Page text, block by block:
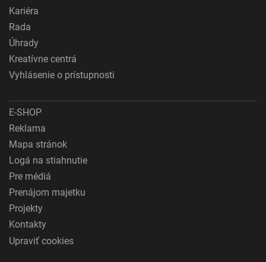
Kariéra
Rada
Úhrady
Kreatívne centrá
Vyhlásenie o prístupnosti
E-SHOP
Reklama
Mapa stránok
Logá na stiahnutie
Pre médiá
Prenájom majetku
Projekty
Kontakty
Upraviť cookies